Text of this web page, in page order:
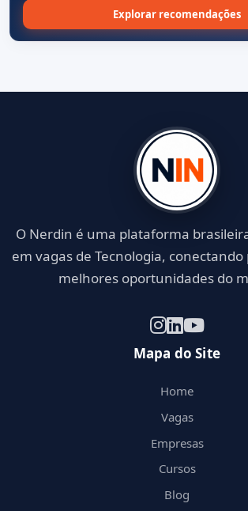
Explorar recomendações
O Nerdin é uma plataforma
em vagas de Tecnologia,
melhores oportunidades do
Mapa do Site
Home
Vagas
Empresas
Cursos
Blog